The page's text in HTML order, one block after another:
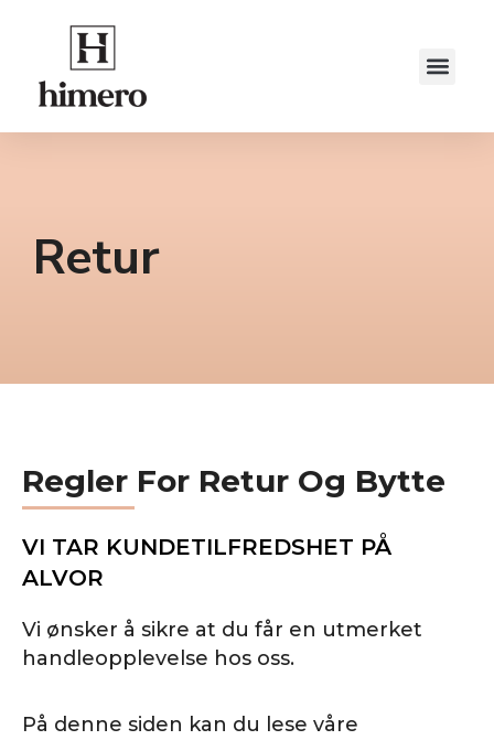
Retur
Regler For Retur Og Bytte
VI TAR KUNDETILFREDSHET PÅ
ALVOR
Vi ønsker å sikre at du får en utmerket
handleopplevelse hos oss.
På denne siden kan du lese våre